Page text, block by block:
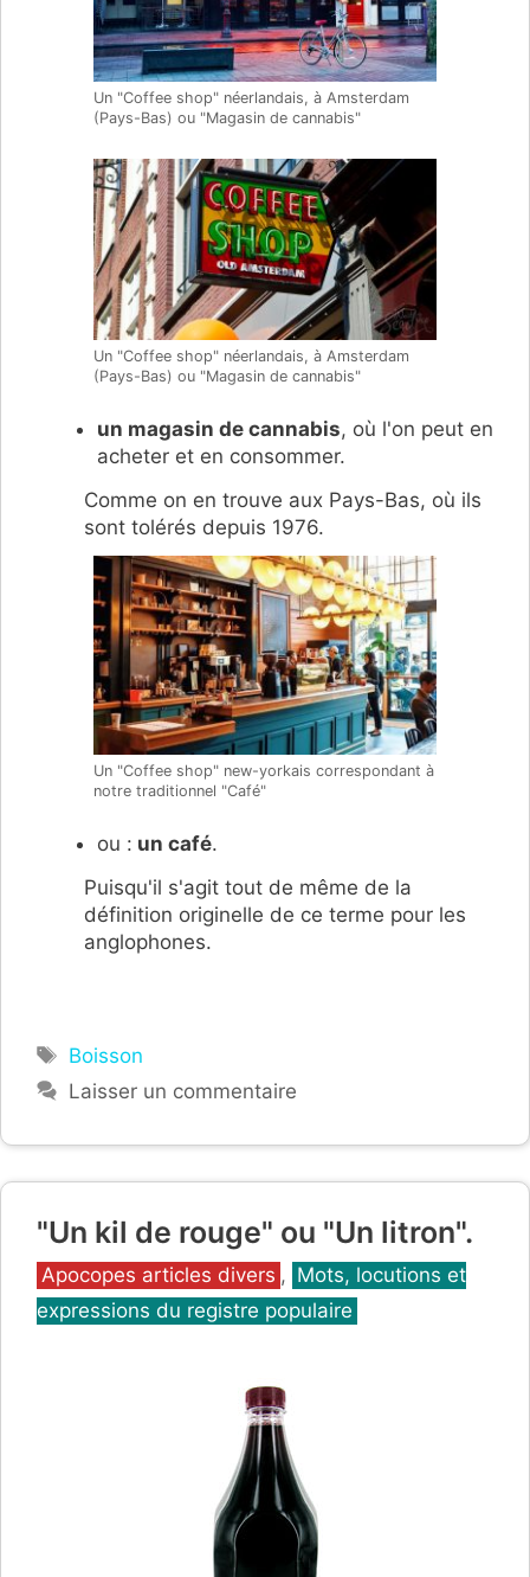
Un "Coffee shop" néerlandais, à Amsterdam
(Pays-Bas) ou "Magasin de cannabis"
Un "Coffee shop" néerlandais, à Amsterdam
(Pays-Bas) ou "Magasin de cannabis"
un magasin de cannabis, où l'on peut en
acheter et en consommer.
Comme on en trouve aux Pays-Bas, où ils
sont tolérés depuis 1976.
Un "Coffee shop" new-yorkais correspondant à
notre traditionnel "Café"
ou : un café.
Puisqu'il s'agit tout de même de la
définition originelle de ce terme pour les
anglophones.
Étiquettes
Boisson
Laisser un commentaire
"Un kil de rouge" ou "Un litron".
Catégories
Apocopes articles divers , Mots, locutions et
expressions du registre populaire